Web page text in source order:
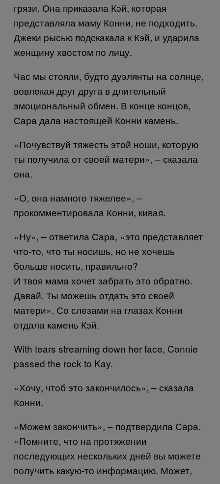
грязи. Она приказала Кэй, которая
представляла маму Конни, не подходить.
Джеки рысью подскакала к Кэй, и ударила
женщину хвостом по лицу.
Час мы стояли, будто дуэлянты на солнце,
вовлекая друг друга в длительный
эмоциональный обмен. В конце концов,
Сара дала настоящей Конни камень.
«Почувствуй тяжесть этой ноши, которую
ты получила от своей матери», – сказала
она.
«О, она намного тяжелее», –
прокомментировала Конни, кивая.
«Ну», – ответила Сара, «это представляет
что-то, что ты носишь, но не хочешь
больше носить, правильно?
И твоя мама хочет забрать это обратно.
Давай. Ты можешь отдать это своей
матери». Со слезами на глазах Конни
отдала камень Кэй.
With tears streaming down her face, Connie
passed the rock to Kay.
«Хочу, чтоб это закончилось», – сказала
Конни.
«Можем закончить», – подтвердила Сара.
«Помните, что на протяжении
последующих нескольких дней вы можете
получить какую-то информацию. Может,